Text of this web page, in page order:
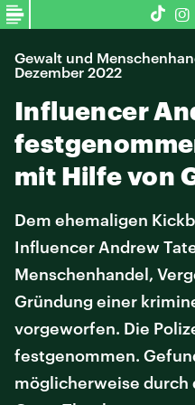
Gewalt und
Dezember 2022
Influencer
mit Hilfe von
Dem ehemaligen
Influencer Andrew
Menschenhandel,
Gründung einer
vorgeworfen. Die
festgenommen.
möglicherweise